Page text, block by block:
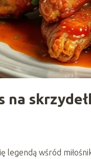
legendą wśród